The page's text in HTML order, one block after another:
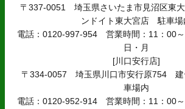
〒337-0051 埼玉県さいたま市見沼区東
ンドイト東大宮店 駐車場
電話：0120-997-954 営業時間：11：00
日・月
[川口安行店]
〒334-0057 埼玉県川口市安行原754 建
車場内
電話：0120-952-914 営業時間：11：00